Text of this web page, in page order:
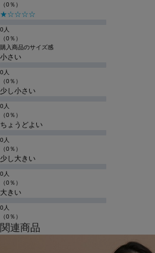
（0％）
★☆☆☆☆
0人
（0％）
購入商品のサイズ感
小さい
0人
（0％）
少し小さい
0人
（0％）
ちょうどよい
0人
（0％）
少し大きい
0人
（0％）
大きい
0人
（0％）
関連商品